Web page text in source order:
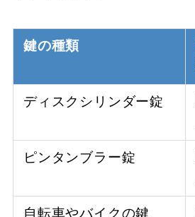
鍵の種類
ディスクシリンダー錠
ピンタンブラー錠
自転車やバイクの鍵